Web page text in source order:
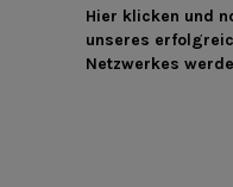
Hier klicken und
unseres
Netzwerkes